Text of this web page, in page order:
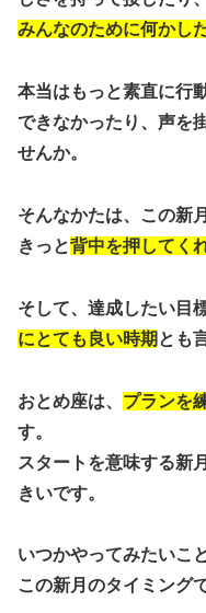
みんなのために何かし
本当はもっと素直に行
できなかったり、声を
せんか。
そんなかたは、この新
きっと背中を押してく
そして、達成したい目
にとても良い時期 とも
おとめ座は、 プランを
す。
スタートを意味する新
きいです。
いつかやってみたいこ
この新月のタイミング